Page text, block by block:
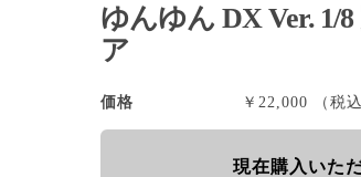
ゆんゆん DX Ver. 1/
ア
価格 ￥22,000 （税込
現在購入いた